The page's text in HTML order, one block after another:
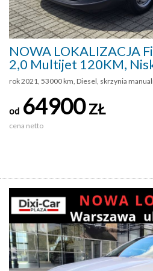
NOWA LOKALIZACJA
2,0 Multijet 120KM,
rok 2021, 53000 km, Diesel, skrzynia
od 64900ZŁ
cena netto